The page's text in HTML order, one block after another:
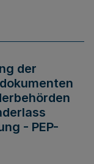
der
- PEP-